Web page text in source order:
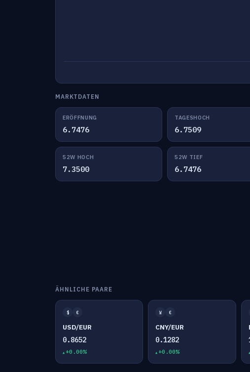
MARKTDATEN
ERÖFFNUNG
6.7476
TAGESHOCH
6.7509
52W HOCH
7.3500
52W TIEF
6.7476
ÄHNLICHE PAARE
$ €
USD/EUR
0.8652
+0.00%
¥ €
CNY/EUR
0.1282
+0.00%